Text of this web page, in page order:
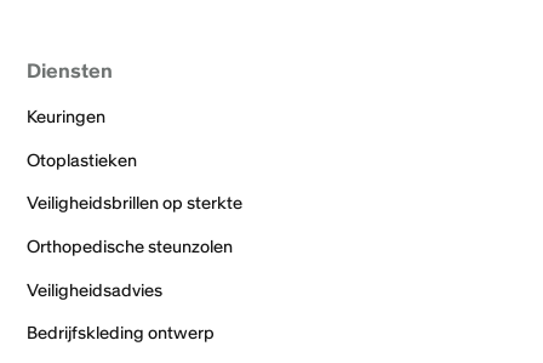
Diensten
Keuringen
Otoplastieken
Veiligheidsbrillen op sterkte
Orthopedische steunzolen
Veiligheidsadvies
Bedrijfskleding ontwerp